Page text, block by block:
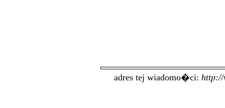
adres tej wiadomo�ci: http://